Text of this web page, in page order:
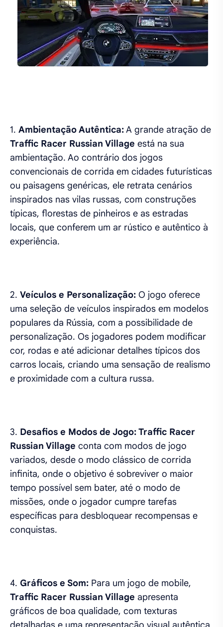
1. Ambientação Autêntica:A grande atração de
Traffic Racer Russian Village está na sua
ambientação. Ao contrário dos jogos
convencionais de corrida em cidades futurísticas
ou paisagens genéricas, ele retrata cenários
inspirados nas vilas russas, com construções
típicas, florestas de pinheiros e as estradas
locais, que conferem um ar rústico e autêntico à
experiência.
2. Veículos e Personalização: O jogo oferece
uma seleção de veículos inspirados em modelos
populares da Rússia, com a possibilidade de
personalização. Os jogadores podem modificar
cor, rodas e até adicionar detalhes típicos dos
carros locais, criando uma sensação de realismo
e proximidade com a cultura russa.
3. Desafios e Modos de Jogo: Traffic Racer
Russian Village conta com modos de jogo
variados, desde o modo clássico de corrida
infinita, onde o objetivo é sobreviver o maior
tempo possível sem bater, até o modo de
missões, onde o jogador cumpre tarefas
específicas para desbloquear recompensas e
conquistas.
4. Gráficos e Som: Para um jogo de mobile,
Traffic Racer Russian Village apresenta
gráficos de boa qualidade, com texturas